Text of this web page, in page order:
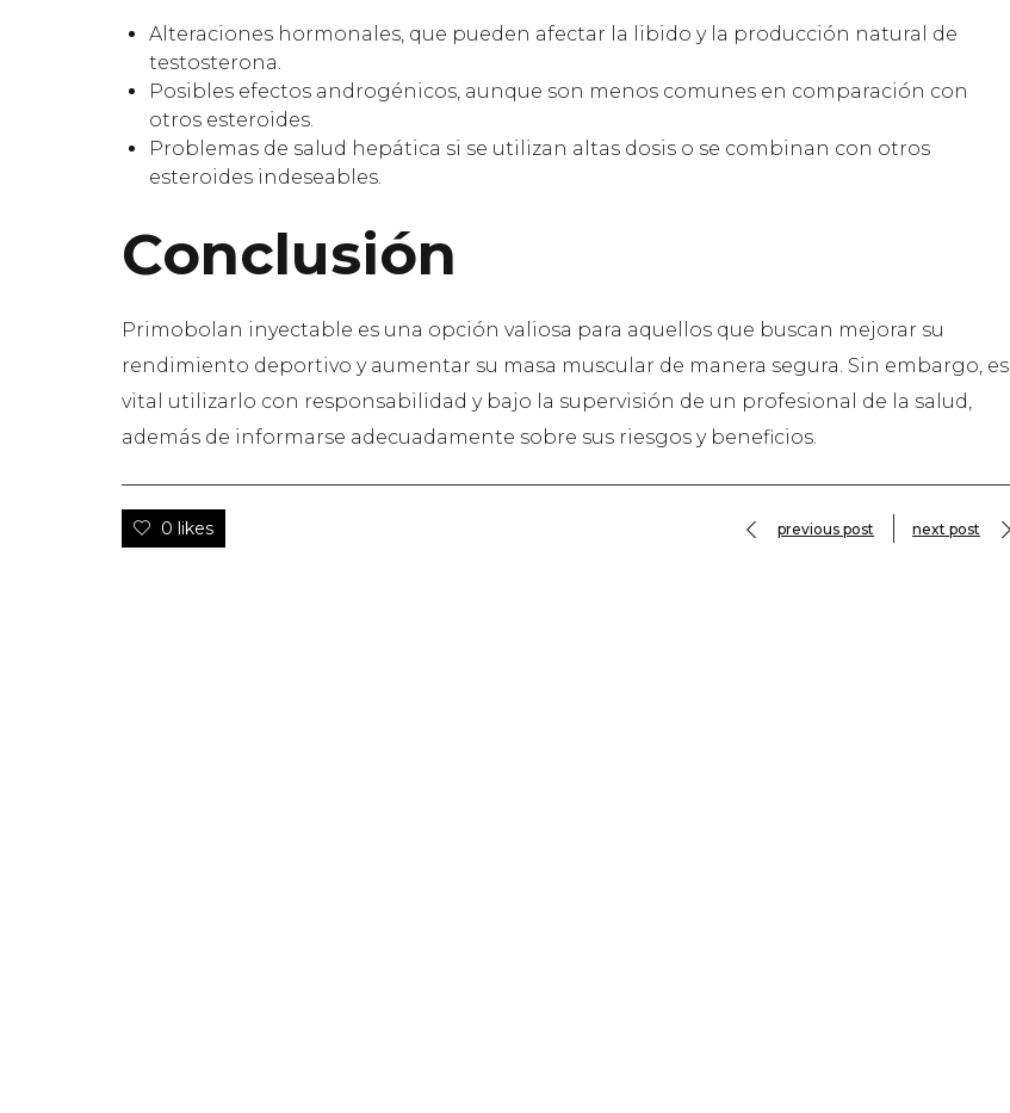
Alteraciones hormonales, que pueden afectar la libido y la producción natural de
testosterona.
Posibles efectos androgénicos, aunque son menos comunes en comparación con
otros esteroides.
Problemas de salud hepática si se utilizan altas dosis o se combinan con otros
esteroides indeseables.
Conclusión
Primobolan inyectable es una opción valiosa para aquellos que buscan mejorar su
rendimiento deportivo y aumentar su masa muscular de manera segura. Sin embargo, es
vital utilizarlo con responsabilidad y bajo la supervisión de un profesional de la salud,
además de informarse adecuadamente sobre sus riesgos y beneficios.
0 likes previous post next post